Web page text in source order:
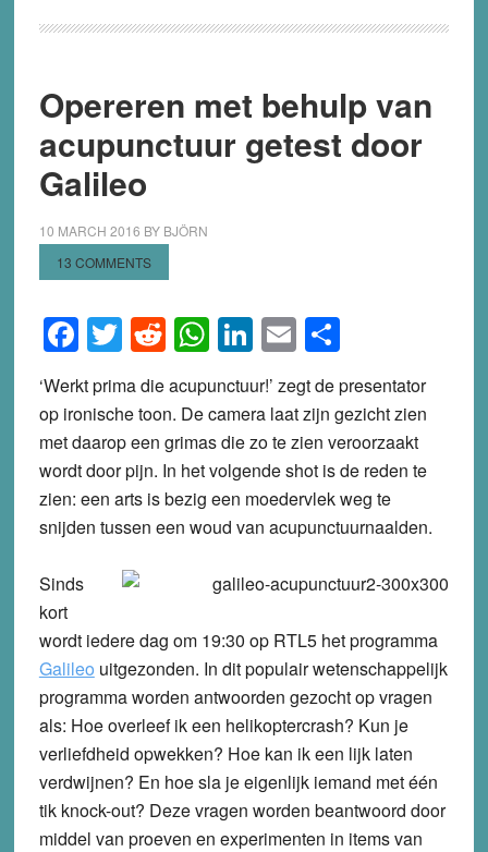
Opereren met behulp van
acupunctuur getest door
Galileo
10 MARCH 2016 BY BJÖRN
13 COMMENTS
Facebook
Twitter
Reddit
WhatsApp
LinkedIn
EmailShare
‘Werkt prima die acupunctuur!’ zegt de presentator
op ironische toon. De camera laat zijn gezicht zien
met daarop een grimas die zo te zien veroorzaakt
wordt door pijn. In het volgende shot is de reden te
zien: een arts is bezig een moedervlek weg te
snijden tussen een woud van acupunctuurnaalden.
Sinds
kort
wordt iedere dag om 19:30 op RTL5 het programma
Galileo uitgezonden. In dit populair wetenschappelijk
programma worden antwoorden gezocht op vragen
als: Hoe overleef ik een helikoptercrash? Kun je
verliefdheid opwekken? Hoe kan ik een lijk laten
verdwijnen? En hoe sla je eigenlijk iemand met één
tik knock-out? Deze vragen worden beantwoord door
middel van proeven en experimenten in items van